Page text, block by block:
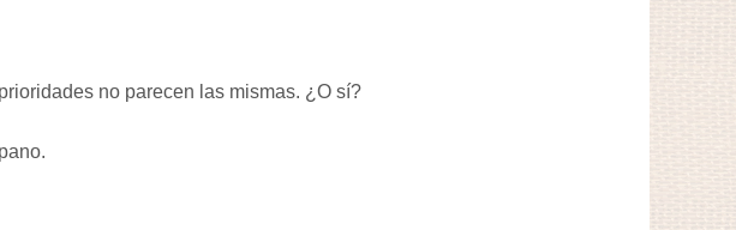
no parecen las mismas. ¿O sí?